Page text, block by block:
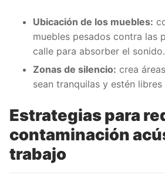
Ubicación de los muebles:
muebles pesados contra las
calle para absorber el sonido.
Zonas de silencio: crea
sean tranquilas y estén
Estrategias para
contaminación
trabajo